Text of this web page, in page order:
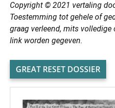
Copyright © 2021 vertaling
Toestemming tot gehele of
graag verleend, mits volledige
link worden gegeven.
GREAT RESET DOSSIER